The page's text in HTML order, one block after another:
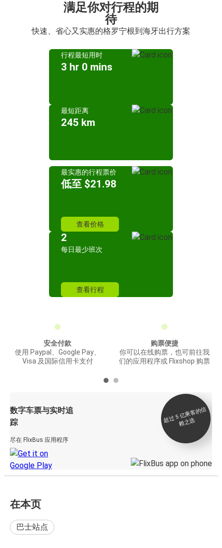
满足你对行程的期
待
快速、省心又实惠的格罗宁根到海牙出行方案
行程最短用时
3 hr 0 mins
最短距离
245 km
最实惠的行程票价
低至 $21.98
查看价格
2
每日最少班次
查看行程
安全付款
使用 Paypal、Google Pay、
Visa 及国际信用卡支付
购票便捷
你可以在线购票，也可前往我
们的应用程序或 Flixshop 购票
数字车票与实时追
踪
尽在 FlixBus 应用程序
超
过 5
亿
乘
客
的
信
赖
之
选
在本页
巴士站点